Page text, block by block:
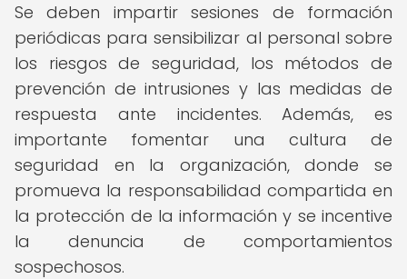
Se deben impartir sesiones de formación
periódicas para sensibilizar al personal sobre
los riesgos de seguridad, los métodos de
prevención de intrusiones y las medidas de
respuesta ante incidentes. Además, es
importante fomentar una cultura de
seguridad en la organización, donde se
promueva la responsabilidad compartida en
la protección de la información y se incentive
la denuncia de comportamientos
sospechosos.